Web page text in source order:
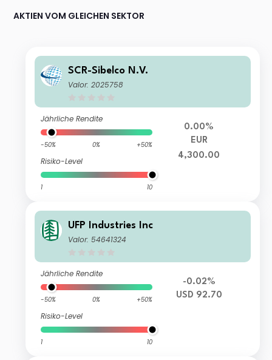
AKTIEN VOM GLEICHEN SEKTOR
SCR-Sibelco N.V.
Valor: 2025758
Jährliche Rendite
-50% 0% +50%
Risiko-Level
1 10
0.00%
EUR
4,300.00
UFP Industries Inc
Valor: 54641324
Jährliche Rendite
-50% 0% +50%
Risiko-Level
1 10
-0.02%
USD 92.70